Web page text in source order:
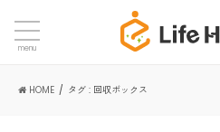
menu
HOME タグ : 回収ボックス